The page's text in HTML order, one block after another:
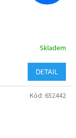
Skladem
DETAIL
Kód: 652442